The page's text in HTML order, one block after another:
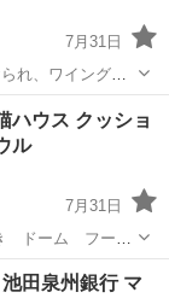
7月31日
れ、ワイングラ
り付けたり、取
りません。 ワイン
ウス クッショ
ル
7月31日
ドーム フード
色褪せなどなく状
田泉州銀行 マ